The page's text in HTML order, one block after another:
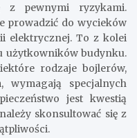
z pewnymi ryzykami.
prowadzić do wycieków
elektrycznej. To z kolei
użytkowników budynku.
rodzaje bojlerów,
specjalnych
jest kwestią
skonsultować się z